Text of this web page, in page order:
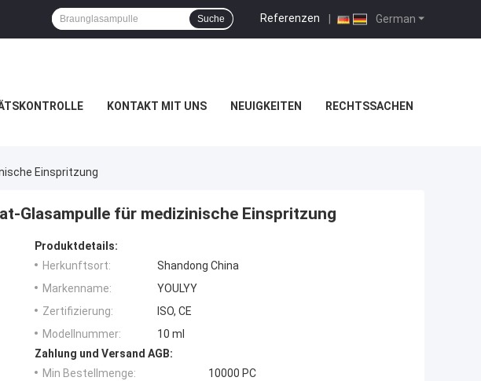
German
Referenzen |
Suche
KONTAKT MIT UNS NEUIGKEITEN RECHTSSACHEN
Einspritzung
Glasampulle für medizinische Einspritzung
Produktdetails:
Herkunftsort:
Shandong China
Markenname:
YOULYY
Zertifizierung:
ISO, CE
Modellnummer:
10 ml
Zahlung und Versand AGB:
Min Bestellmenge:
10000 PC